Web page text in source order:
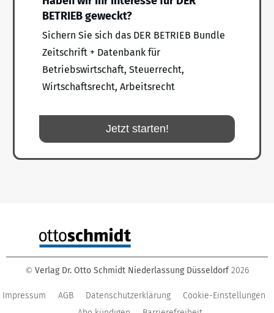
BETRIEB geweckt?
Sichern Sie sich das DER BETRIEB Bundle
Zeitschrift + Datenbank für
Betriebswirtschaft, Steuerrecht,
Wirtschaftsrecht, Arbeitsrecht
Jetzt starten!
© Verlag Dr. Otto Schmidt Niederlassung Düsseldorf 2026
Impressum AGB Datenschutzerklärung
Cookie-Einstellungen